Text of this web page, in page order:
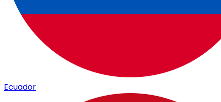
Ecuador